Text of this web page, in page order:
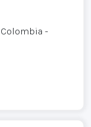
-